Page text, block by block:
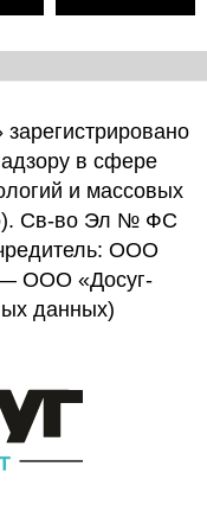
в сфере
и массовых
Св-во Эл № ФС
ООО
— ООО «Досуг-
данных)